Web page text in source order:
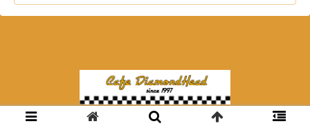
© 2018 夜カフェ ダイアモンドヘッド.